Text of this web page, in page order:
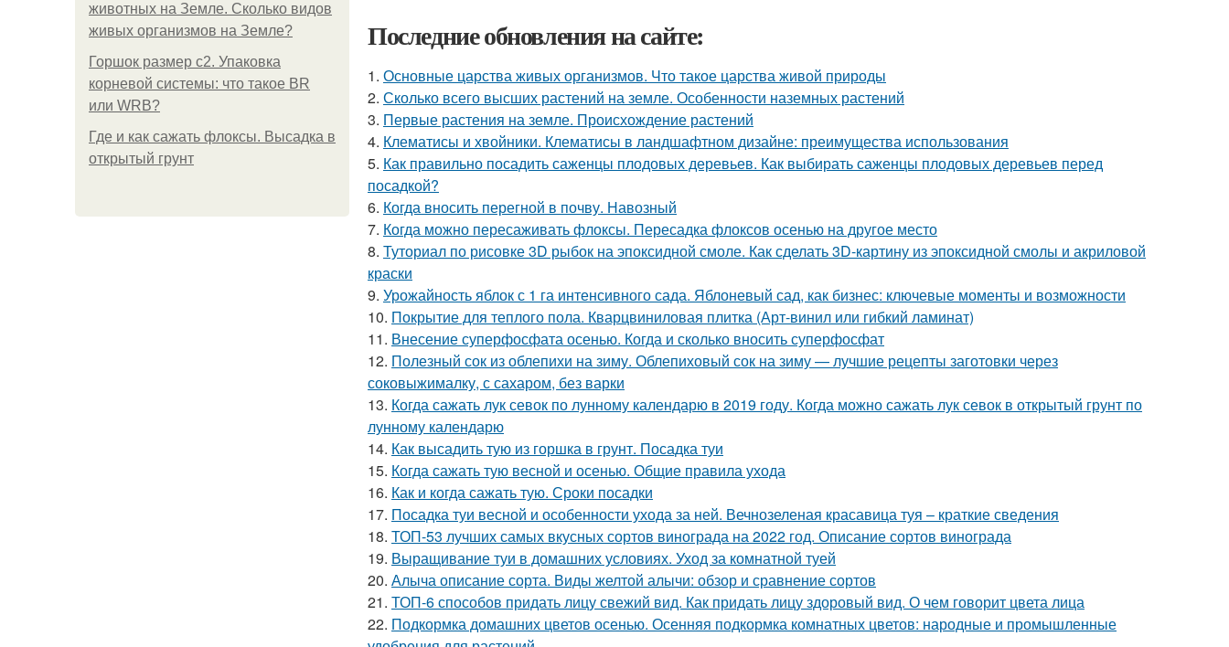
животных на Земле. Сколько видов
живых организмов на Земле?
Горшок размер с2. Упаковка
корневой системы: что такое BR
или WRB?
Где и как сажать флоксы. Высадка в
открытый грунт
Последние обновления на сайте:
1. Основные царства живых организмов. Что такое царства живой природы
2. Сколько всего высших растений на земле. Особенности наземных растений
3. Первые растения на земле. Происхождение растений
4. Клематисы и хвойники. Клематисы в ландшафтном дизайне: преимущества использования
5. Как правильно посадить саженцы плодовых деревьев. Как выбирать саженцы плодовых деревьев перед
посадкой?
6. Когда вносить перегной в почву. Навозный
7. Когда можно пересаживать флоксы. Пересадка флоксов осенью на другое место
8. Туториал по рисовке 3D рыбок на эпоксидной смоле. Как сделать 3D-картину из эпоксидной смолы и акриловой
краски
9. Урожайность яблок с 1 га интенсивного сада. Яблоневый сад, как бизнес: ключевые моменты и возможности
10. Покрытие для теплого пола. Кварцвиниловая плитка (Арт-винил или гибкий ламинат)
11. Внесение суперфосфата осенью. Когда и сколько вносить суперфосфат
12. Полезный сок из облепихи на зиму. Облепиховый сок на зиму — лучшие рецепты заготовки через
соковыжималку, с сахаром, без варки
13. Когда сажать лук севок по лунному календарю в 2019 году. Когда можно сажать лук севок в открытый грунт по
лунному календарю
14. Как высадить тую из горшка в грунт. Посадка туи
15. Когда сажать тую весной и осенью. Общие правила ухода
16. Как и когда сажать тую. Сроки посадки
17. Посадка туи весной и особенности ухода за ней. Вечнозеленая красавица туя – краткие сведения
18. ТОП-53 лучших самых вкусных сортов винограда на 2022 год. Описание сортов винограда
19. Выращивание туи в домашних условиях. Уход за комнатной туей
20. Алыча описание сорта. Виды желтой алычи: обзор и сравнение сортов
21. ТОП-6 способов придать лицу свежий вид. Как придать лицу здоровый вид. О чем говорит цвета лица
22. Подкормка домашних цветов осенью. Осенняя подкормка комнатных цветов: народные и промышленные